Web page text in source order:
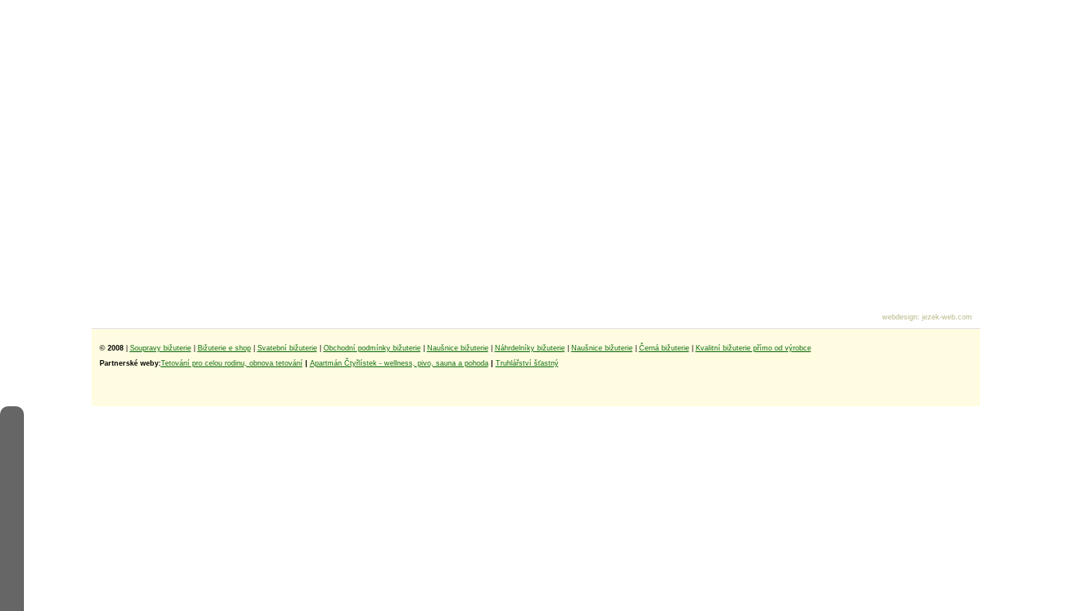
© 2008 Soupravy bižuterie| Bižuterie e shop| Svatební bižuterie| Obchodní podmínky bižuterie| Naušnice bižuterie| Náhrdelníky bižuterie| Naušnice bižuterie| Černá bižuterie|
Kvalitní bižuterie přímo od výrobce
Partnerské weby:Tetování pro celou rodinu, obnova tetování Apartmán Čtyřlístek - wellness, pivo, sauna a pohoda| Truhlářství šťastný
webdesign: jezek-web.com